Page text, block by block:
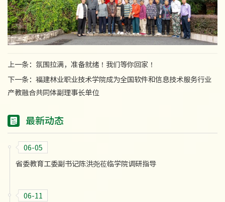
上一条： 氛围拉满，准备就绪！我们等你回家！
下一条： 福建林业职业技术学院成为全国软件和信息技术服务行业
产教融合共同体副理事长单位
最新动态
06-05
省委教育工委副书记陈洪尧莅临学院调研指导
06-11